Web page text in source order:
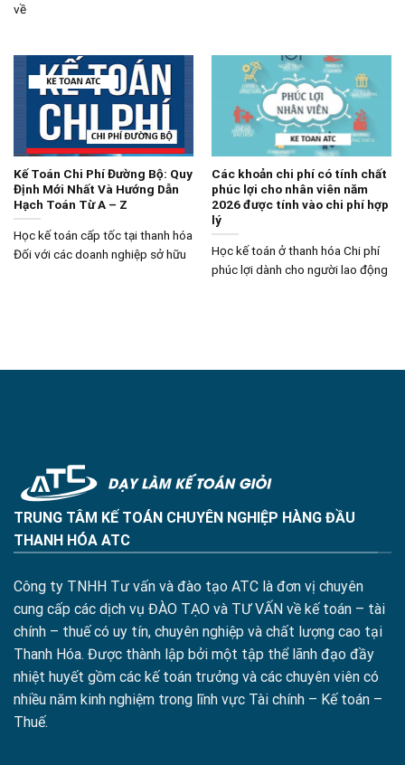
về
Kế Toán Chi Phí Đường Bộ: Quy
Định Mới Nhất Và Hướng Dẫn
Hạch Toán Từ A – Z
Học kế toán cấp tốc tại thanh hóa
Đối với các doanh nghiệp sở hữu
Các khoản chi phí có tính chất
phúc lợi cho nhân viên năm
2026 được tính vào chi phí hợp
lý
Học kế toán ở thanh hóa Chi phí
phúc lợi dành cho người lao động
TRUNG TÂM KẾ TOÁN CHUYÊN NGHIỆP HÀNG ĐẦU
THANH HÓA ATC
Công ty TNHH Tư vấn và đào tạo ATC là đơn vị chuyên
cung cấp các dịch vụ ĐÀO TẠO và TƯ VẤN về kế toán – tài
chính – thuế có uy tín, chuyên nghiệp và chất lượng cao tại
Thanh Hóa. Được thành lập bởi một tập thể lãnh đạo đầy
nhiệt huyết gồm các kế toán trưởng và các chuyên viên có
nhiều năm kinh nghiệm trong lĩnh vực Tài chính – Kế toán –
Thuế.